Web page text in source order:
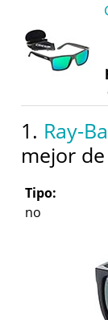
1. Ray-
mejor
Tipo:
no